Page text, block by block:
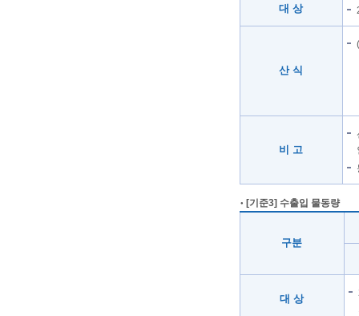
대 상
산 식
비 고
[기준3] 수출입 물동량
구분
대 상